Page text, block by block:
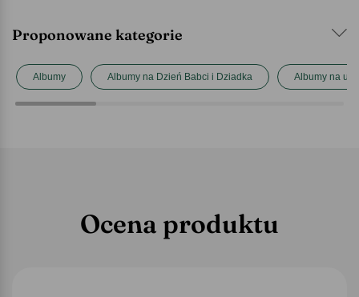
Proponowane kategorie
Albumy Albumy na Dzień Babci i Dziadka Albumy na
Ocena produktu